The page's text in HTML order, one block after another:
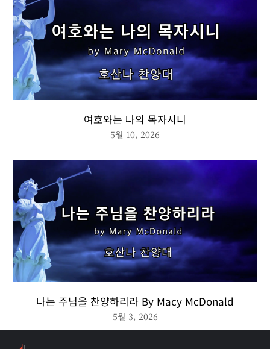
여호와는 나의 목자시니
5월 10, 2026
나는 주님을 찬양하리라 By Macy McDonald
5월 3, 2026